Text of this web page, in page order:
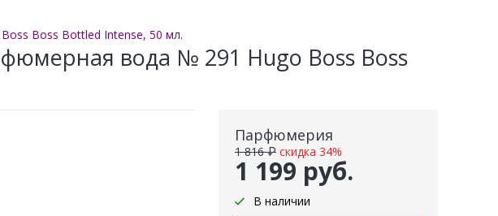
Boss Bottled Intense, 50 мл.
вода № 291 Hugo Boss Boss
Парфюмерия
1 199 руб.
1 816 ₽ скидка 34%
В наличии